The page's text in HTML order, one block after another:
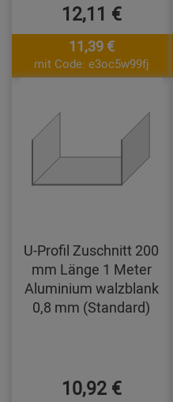
12,11 €
11,39 €
mit Code: e3oc5w99fj
U-Profil Zuschnitt 200
mm Länge 1 Meter
Aluminium walzblank
0,8 mm (Standard)
10,92 €